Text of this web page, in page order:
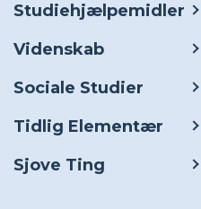
Studiehjælpemidler
Videnskab
Sociale Studier
Tidlig Elementær
Sjove Ting